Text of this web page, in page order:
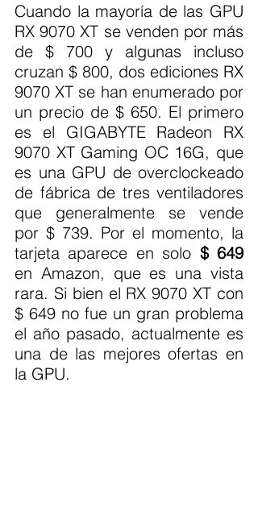
Cuando la mayoría de las GPU
RX 9070 XT se venden por más
de $ 700 y algunas incluso
cruzan $ 800, dos ediciones RX
9070 XT se han enumerado por
un precio de $ 650. El primero
es el GIGABYTE Radeon RX
9070 XT Gaming OC 16G, que
es una GPU de overclockeado
de fábrica de tres ventiladores
que generalmente se vende
por $ 739. Por el momento, la
tarjeta aparece en solo $ 649
en Amazon, que es una vista
rara. Si bien el RX 9070 XT con
$ 649 no fue un gran problema
el año pasado, actualmente es
una de las mejores ofertas en
la GPU.